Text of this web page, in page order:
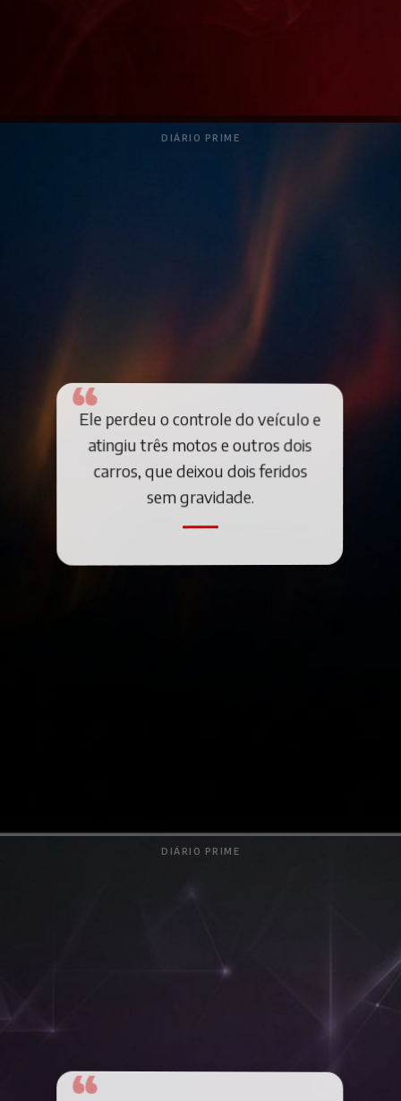
Ele perdeu o controle do veículo e
atingiu três motos e outros dois
carros, que deixou dois feridos
sem gravidade.
DIÁRIO PRIME
DIÁRIO PRIME